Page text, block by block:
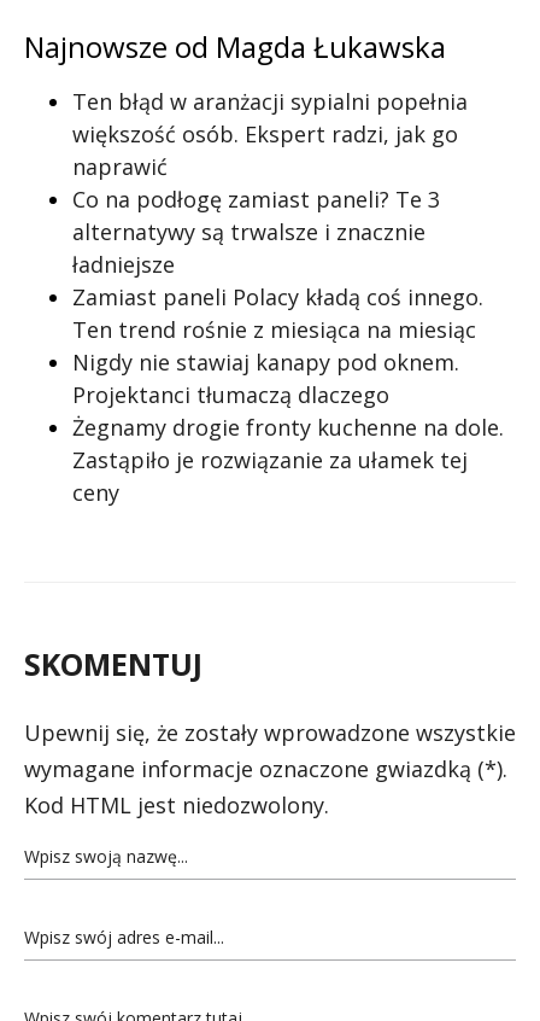
Najnowsze od Magda Łukawska
Ten błąd w aranżacji sypialni popełnia
większość osób. Ekspert radzi, jak go
naprawić
Co na podłogę zamiast paneli? Te 3
alternatywy są trwalsze i znacznie
ładniejsze
Zamiast paneli Polacy kładą coś innego.
Ten trend rośnie z miesiąca na miesiąc
Nigdy nie stawiaj kanapy pod oknem.
Projektanci tłumaczą dlaczego
Żegnamy drogie fronty kuchenne na dole.
Zastąpiło je rozwiązanie za ułamek tej
ceny
SKOMENTUJ
Upewnij się, że zostały wprowadzone wszystkie
wymagane informacje oznaczone gwiazdką (*).
Kod HTML jest niedozwolony.